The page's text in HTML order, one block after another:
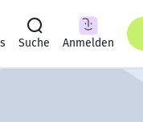
Suche Anmelden